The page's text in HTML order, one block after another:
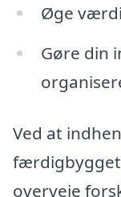
Øge
Gøre din
Ved at
færdigbygget
overveje